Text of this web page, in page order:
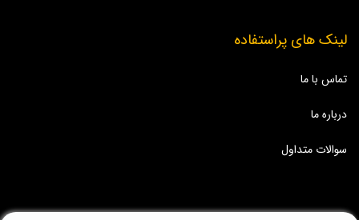
لینک های پراستفاده
تماس با ما
درباره ما
سوالات متداول